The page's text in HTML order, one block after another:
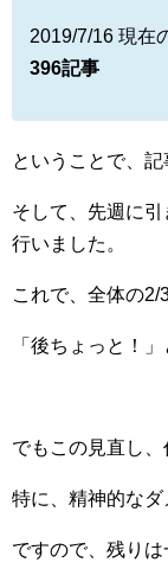
2019/7/16 現在
396記事
ということで、記
そして、先週に
行いました。
これで、全体の2/
「後ちょっと！
でもこの見直し、
特に、精神的なダ
ですので、残り